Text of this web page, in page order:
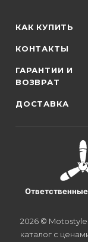
КАК КУПИТЬ
КОНТАКТЫ
ГАРАНТИИ И
ВОЗВРАТ
ДОСТАВКА
2026 ©
каталог с